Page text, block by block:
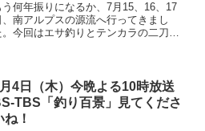
う何年振りになるか、7月15、16、17
、南アルプスの源流へ行ってきまし
。今回はエサ釣りとテンカラの二刀流
。それだけに釣れる...
4日（木）今晩よる10時放送
TBS「釣り百景」見てくださ
ね！